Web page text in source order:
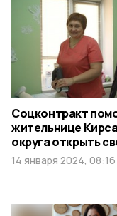
Соцконтракт
жительнице
округа открыть
14 января 2024, 08:16